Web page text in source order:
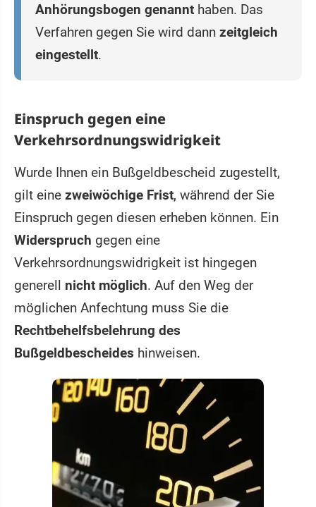
Anhörungsbogen genannt haben. Das
Verfahren gegen Sie wird dann zeitgleich
eingestellt.
Einspruch gegen eine
Verkehrsordnungswidrigkeit
Wurde Ihnen ein Bußgeldbescheid zugestellt,
gilt eine zweiwöchige Frist, während der Sie
Einspruch gegen diesen erheben können. Ein
Widerspruch gegen eine
Verkehrsordnungswidrigkeit ist hingegen
generell nicht möglich. Auf den Weg der
möglichen Anfechtung muss Sie die
Rechtbehelfsbelehrung des
Bußgeldbescheides hinweisen.